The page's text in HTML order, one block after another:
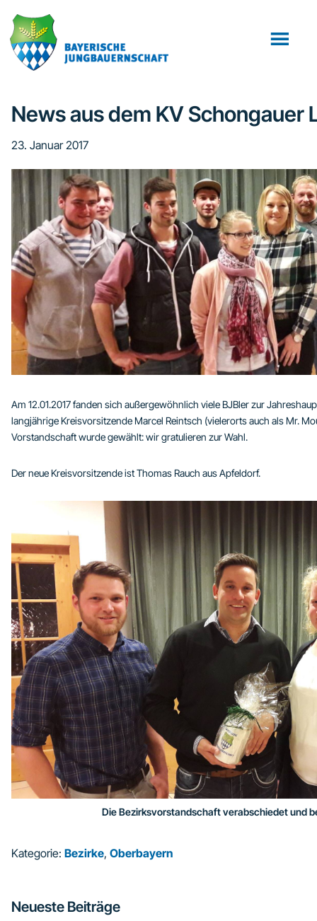
Inhalt
springen
Seitenspalte
springen
Fußzeile
springen
News aus dem KV Schongauer
23. Januar 2017
Am 12.01.2017 fanden sich außergewöhnlich viele BJBler zur
langjährige Kreisvorsitzende Marcel Reintsch (vielerorts auch als Mr.
Vorstandschaft wurde gewählt: wir gratulieren zur Wahl.
Der neue Kreisvorsitzende ist Thomas Rauch aus Apfeldorf.
Die Bezirksvorstandschaft verabschiedet und
Kategorie: Bezirke, Oberbayern
Seitenspalte
Neueste Beiträge